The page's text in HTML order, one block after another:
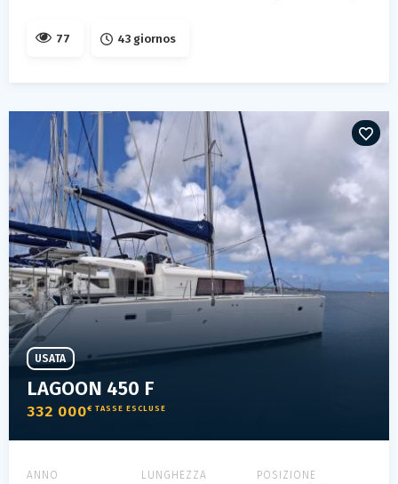
77 43 giornos
LAGOON 450 F
332 000€ TASSE ESCLUSE
USATA
ANNO LUNGHEZZA POSIZIONE